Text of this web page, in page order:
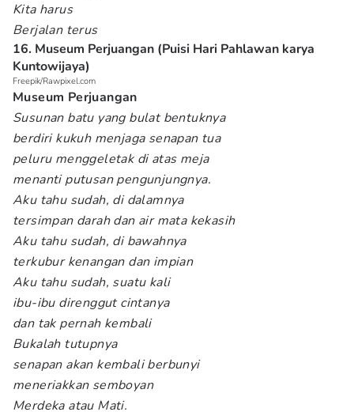
Kita harus
Berjalan terus
16. Museum Perjuangan (Puisi Hari Pahlawan karya
Kuntowijaya)
Freepik/Rawpixel.com
Museum Perjuangan
Susunan batu yang bulat bentuknya
berdiri kukuh menjaga senapan tua
peluru menggeletak di atas meja
menanti putusan pengunjungnya.
Aku tahu sudah, di dalamnya
tersimpan darah dan air mata kekasih
Aku tahu sudah, di bawahnya
terkubur kenangan dan impian
Aku tahu sudah, suatu kali
ibu-ibu direnggut cintanya
dan tak pernah kembali
Bukalah tutupnya
senapan akan kembali berbunyi
meneriakkan semboyan
Merdeka atau Mati.